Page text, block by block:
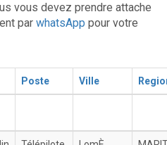
vous devez prendre attache
par whatsApp pour votre
Poste Ville